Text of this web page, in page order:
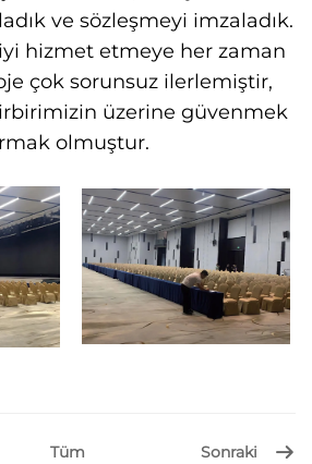
ve sözleşmeyi imzaladık.
hizmet etmeye her zaman
çok sorunsuz ilerlemiştir,
üzerine güvenmek
olmuştur.
Tüm Sonraki